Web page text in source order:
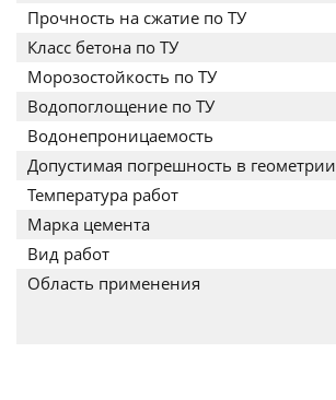
Прочность на сжатие по ТУ
Класс бетона по ТУ
Морозостойкость по ТУ
Водопоглощение по ТУ
Водонепроницаемость
Допустимая погрешность в геометрии
Температура работ
Марка цемента
Вид работ
Область применения